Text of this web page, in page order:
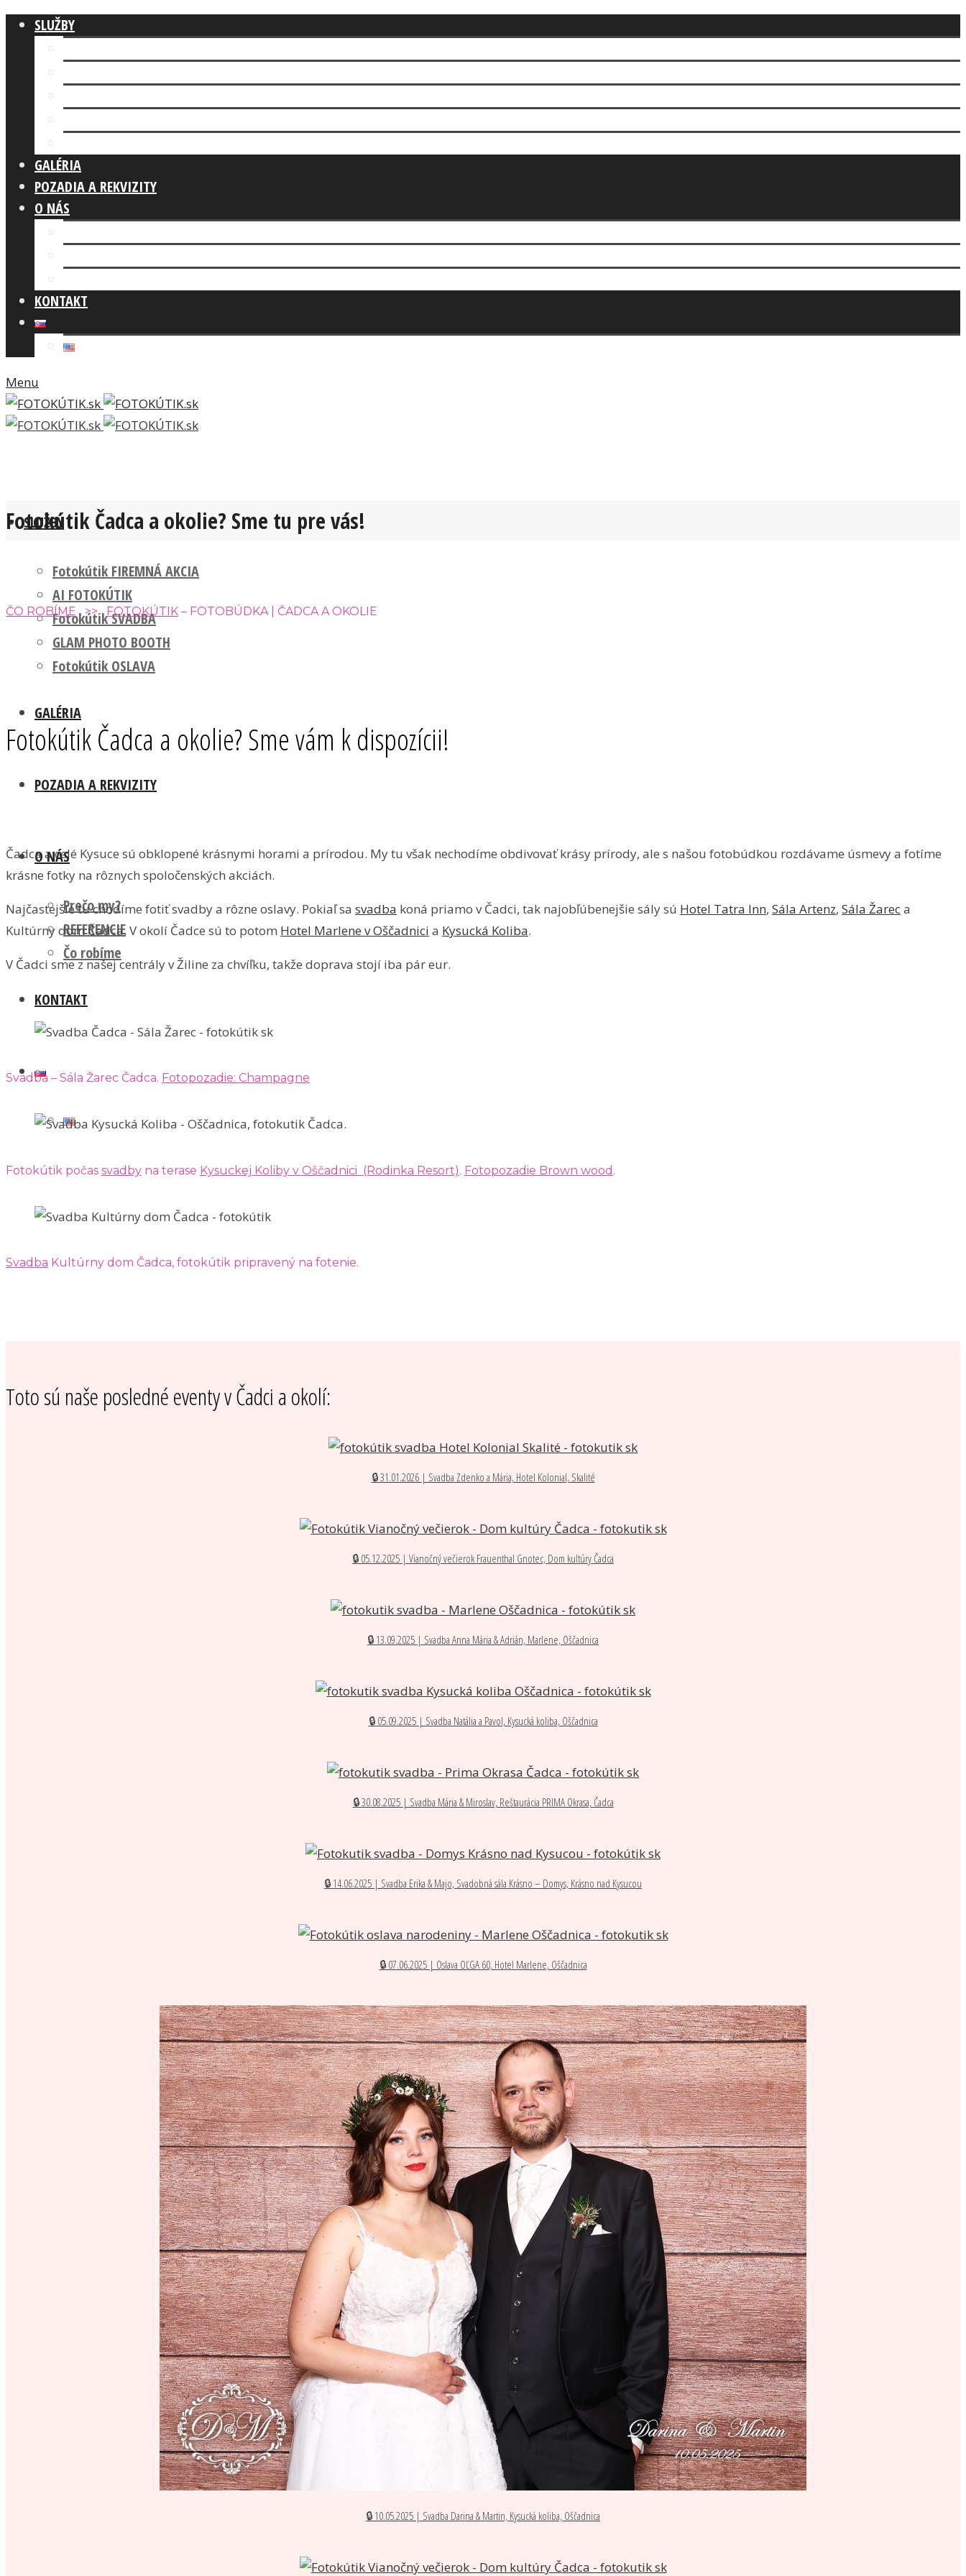
SLUŽBY
GALÉRIA
POZADIA A REKVIZITY
O NÁS
KONTAKT
Menu
SLUŽBY
Fotokútik FIREMNÁ AKCIA
AI FOTOKÚTIK
Fotokútik SVADBA
GLAM PHOTO BOOTH
Fotokútik OSLAVA
GALÉRIA
POZADIA A REKVIZITY
O NÁS
Prečo my?
REFERENCIE
Čo robíme
KONTAKT
Fotokútik Čadca a okolie? Sme tu pre vás!
ČO ROBÍME >> FOTOKÚTIK – FOTOBÚDKA | ČADCA A OKOLIE
Fotokútik Čadca a okolie? Sme vám k dispozícii!
Čadca a celé Kysuce sú obklopené krásnymi horami a prírodou. My tu však nechodíme obdivovať krásy prírody, ale s našou fotobúdkou rozdávame úsmevy a fotíme
krásne fotky na rôznych spoločenských akciách.
Najčastejšie tu chodíme fotiť svadby a rôzne oslavy. Pokiaľ sa svadba koná priamo v Čadci, tak najobľúbenejšie sály sú Hotel Tatra Inn, Sála Artenz, Sála Žareca
Kultúrny dom Čadca. V okolí Čadce sú to potom Hotel Marlene v Oščadnici a Kysucká Koliba.
V Čadci sme z našej centrály v Žiline za chvíľku, takže doprava stojí iba pár eur.
Svadba – Sála Žarec Čadca. Fotopozadie: Champagne
Fotokútik počas svadby na terase Kysuckej Koliby v Oščadnici (Rodinka Resort). Fotopozadie Brown wood .
Svadba Kultúrny dom Čadca, fotokútik pripravený na fotenie.
Toto sú naše posledné eventy v Čadci a okolí:
🔒 31.01.2026 | Svadba Zdenko a Mária, Hotel Kolonial, Skalité
🔒 05.12.2025 | Vianočný večierok Frauenthal Gnotec, Dom kultúry Čadca
🔒 13.09.2025 | Svadba Anna Mária & Adrián, Marlene, Oščadnica
🔒 05.09.2025 | Svadba Natália a Pavol, Kysucká koliba, Oščadnica
🔒 30.08.2025 | Svadba Mária & Miroslav, Reštaurácia PRIMA Okrasa, Čadca
🔒 14.06.2025 | Svadba Erika & Majo, Svadobná sála Krásno – Domys, Krásno nad Kysucou
🔒 07.06.2025 | Oslava OĽGA 60, Hotel Marlene, Oščadnica
🔒 10.05.2025 | Svadba Darina & Martin, Kysucká koliba, Oščadnica